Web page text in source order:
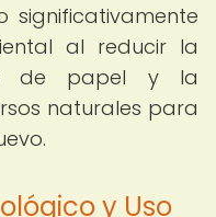
significativamente
al reducir la
de papel y la
naturales para
y Uso